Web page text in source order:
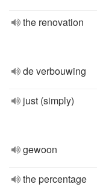
the renovation
de verbouwing
just (simply)
gewoon
the percentage